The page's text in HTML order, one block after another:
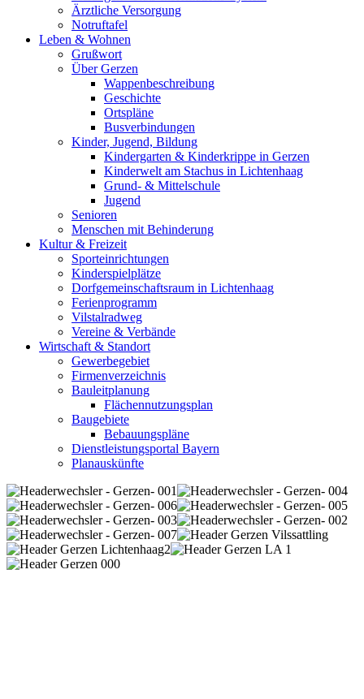
Ärztliche Versorgung
Notruftafel
Leben & Wohnen
Grußwort
Über Gerzen
Wappenbeschreibung
Geschichte
Ortspläne
Busverbindungen
Kinder, Jugend, Bildung
Kindergarten & Kinderkrippe in Gerzen
Kinderwelt am Stachus in Lichtenhaag
Grund- & Mittelschule
Jugend
Senioren
Menschen mit Behinderung
Kultur & Freizeit
Sporteinrichtungen
Kinderspielplätze
Dorfgemeinschaftsraum in Lichtenhaag
Ferienprogramm
Vilstalradweg
Vereine & Verbände
Wirtschaft & Standort
Gewerbegebiet
Firmenverzeichnis
Bauleitplanung
Flächennutzungsplan
Baugebiete
Bebauungspläne
Dienstleistungsportal Bayern
Planauskünfte